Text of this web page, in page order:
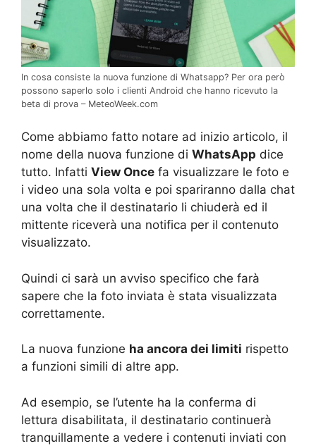
In cosa consiste la nuova funzione di Whatsapp? Per ora però
possono saperlo solo i clienti Android che hanno ricevuto la
beta di prova – MeteoWeek.com
Come abbiamo fatto notare ad inizio articolo, il
nome della nuova funzione di WhatsApp dice
tutto. Infatti View Once fa visualizzare le foto e
i video una sola volta e poi spariranno dalla chat
una volta che il destinatario li chiuderà ed il
mittente riceverà una notifica per il contenuto
visualizzato.
Quindi ci sarà un avviso specifico che farà
sapere che la foto inviata è stata visualizzata
correttamente.
La nuova funzione ha ancora dei limiti rispetto
a funzioni simili di altre app.
Ad esempio, se l’utente ha la conferma di
lettura disabilitata, il destinatario continuerà
tranquillamente a vedere i contenuti inviati con